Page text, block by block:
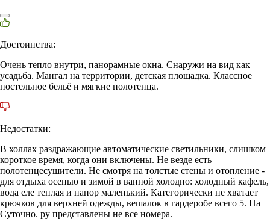
Достоинства:
Очень тепло внутри, панорамные окна. Снаружи на вид как
усадьба. Мангал на территории, детская площадка. Классное
постельное бельё и мягкие полотенца.
Недостатки:
В холлах раздражающие автоматические светильники, слишком
короткое время, когда они включены. Не везде есть
полотенцесушители. Не смотря на толстые стены и отопление -
для отдыха осенью и зимой в ванной холодно: холодный кафель,
вода еле теплая и напор маленький. Категорически не хватает
крючков для верхней одежды, вешалок в гардеробе всего 5. На
Суточно. ру представлены не все номера.